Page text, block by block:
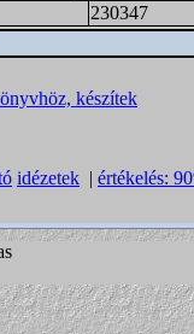
230347
készítek
idézetek | értékelés: